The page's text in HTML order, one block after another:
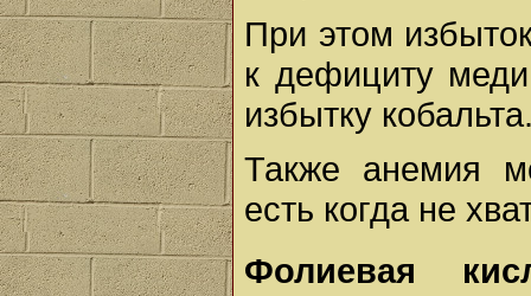
При этом
к дефициту
избытку
Также анемия
есть когда не
Фолиевая